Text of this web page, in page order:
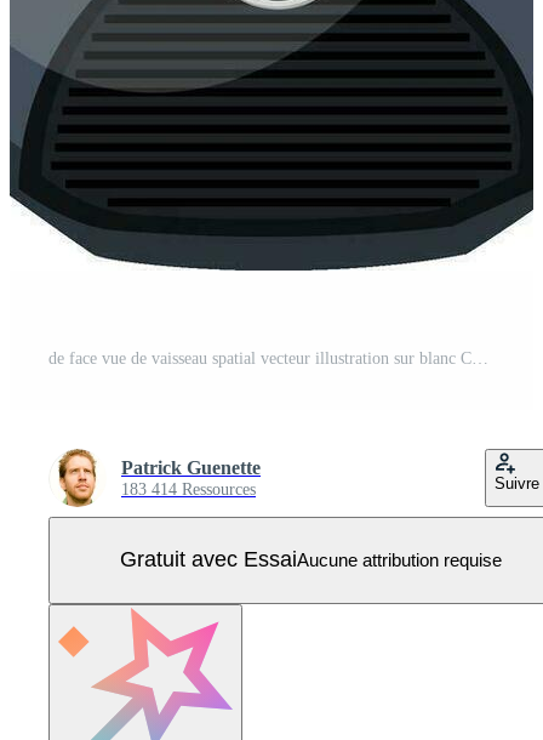
Patrick Guenette
183 414 Ressources Suivre
Gratuit avec EssaiAucune attribution requise